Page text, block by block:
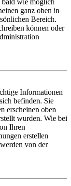
ganz oben in
Bereich.
können oder
Informationen
befinden. Sie
erscheinen oben
wurden. Wie bei
Ihren
erstellen
von der